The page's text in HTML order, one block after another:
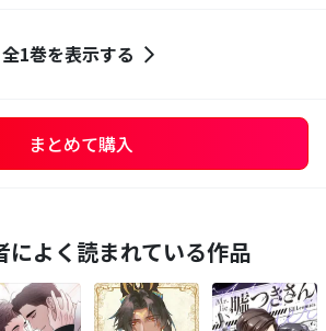
全1巻を表示する
まとめて購入
によく読まれている作品